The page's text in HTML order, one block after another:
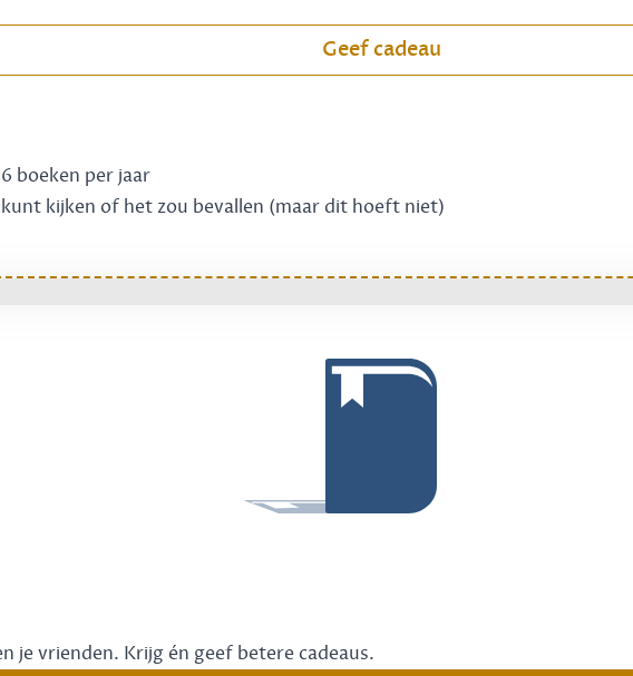
Geef cadeau
boeken per jaar
kijken of het zou bevallen (maar dit hoeft niet)
je vrienden. Krijg én geef betere cadeaus.